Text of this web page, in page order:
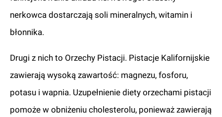
nerkowca dostarczają soli mineralnych, witamin i
błonnika.
Drugi z nich to Orzechy Pistacji. Pistacje Kalifornijskie
zawierają wysoką zawartość: magnezu, fosforu,
potasu i wapnia. Uzupełnienie diety orzechami pistacji
pomoże w obniżeniu cholesterolu, ponieważ zawierają